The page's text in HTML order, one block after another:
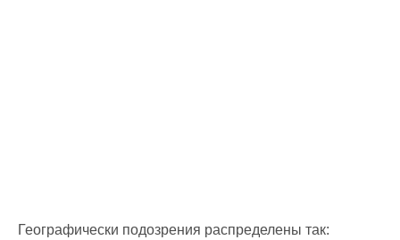
Географически подозрения распределены так: